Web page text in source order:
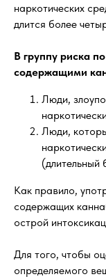
наркотических
длится более
В группу риска
содержащими
Люди,
Люди,
(длительный
Как правило,
содержащих
острой
Для того, чтобы
определяемого